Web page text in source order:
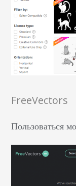
FreeVectors
Пользоваться